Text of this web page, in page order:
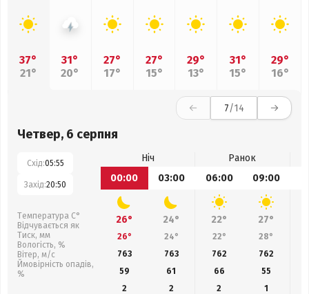
37°
21°
31°
20°
27°
17°
27°
15°
29°
13°
31°
15°
29°
16°
7/14
Четвер, 6 серпня
Схід:05:55
Захід:20:50
Температура С°
Відчувається як
Тиск, мм
Вологість, %
Вітер, м/с
Ймовірність опадів,
%
Ніч
Ранок
00:00
03:00 06:00 09:00
26° 24° 22° 27°
26° 24° 22° 28°
763
763 762 762
59
61 66
55
2
2 2
1